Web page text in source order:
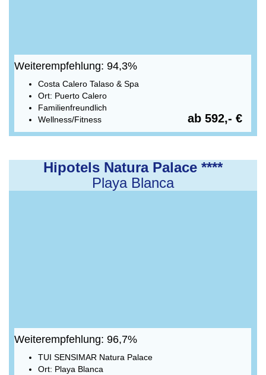
Weiterempfehlung: 94,3%
Costa Calero Talaso & Spa
Ort: Puerto Calero
Familienfreundlich
Wellness/Fitness
ab 592,- €
Hipotels Natura Palace ****
Playa Blanca
Weiterempfehlung: 96,7%
TUI SENSIMAR Natura Palace
Ort: Playa Blanca